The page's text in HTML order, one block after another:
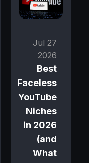
27 Jul
2026
Best
Faceless
YouTube
Niches
in 2026
(and
What